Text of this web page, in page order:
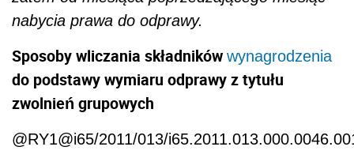
nabycia prawa do odprawy.
Sposoby wliczania składników wynagrodzenia
do podstawy wymiaru odprawy z tytułu
zwolnień grupowych
@RY1@i65/2011/013/